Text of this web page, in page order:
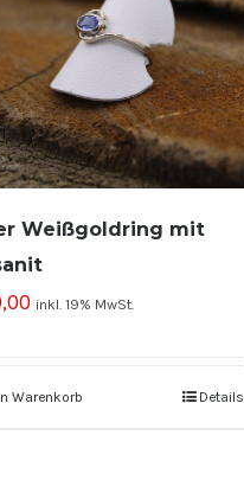
Weißgoldring mit
inkl. 19% MwSt.
Warenkorb Details